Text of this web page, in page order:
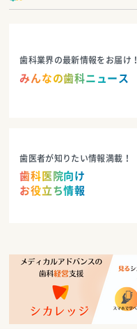
歯科業界の最新情報をお届け！
みんなの歯科ニュース
歯医者が知りたい情報満載！
歯科医院向け
お役立ち情報